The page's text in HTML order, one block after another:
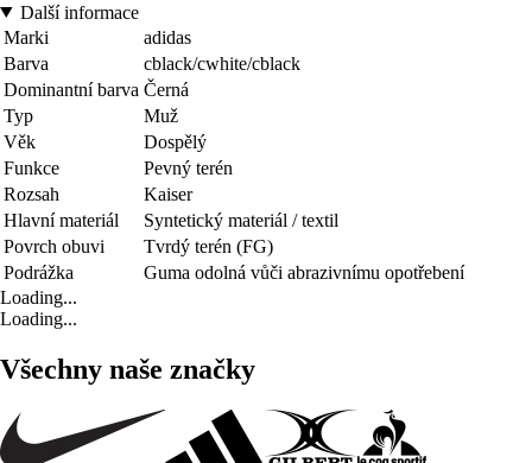
Další informace
Marki
adidas
Barva
cblack/cwhite/cblack
Dominantní barva Černá
Typ
Muž
Věk
Dospělý
Funkce
Pevný terén
Rozsah
Kaiser
Hlavní materiál
Syntetický materiál / textil
Povrch obuvi
Tvrdý terén (FG)
Podrážka
Guma odolná vůči abrazivnímu opotřebení
Loading...
Loading...
Všechny naše značky